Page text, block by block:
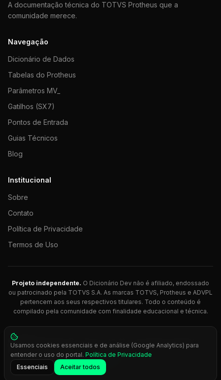
A documentação técnica do TOTVS Protheus que a
comunidade merece.
Navegação
Dicionário de Dados
Tabelas do Protheus
Parâmetros MV_
Gatilhos (SX7)
Pontos de Entrada
Guias Técnicos
Blog
Institucional
Sobre
Contato
Política de Privacidade
Termos de Uso
Projeto independente. O Dicionário Dev não é afiliado, endossado
ou patrocinado pela TOTVS S.A. As marcas TOTVS, Protheus e ADVPL
pertencem aos seus respectivos titulares. Todo o conteúdo é
compilado pela comunidade com finalidade educacional e técnica.
© 2026 Dicionário Dev. Feito com 💚 para desenvolvedores
Protheus.
Press Ctrl+K
Usamos cookies essenciais e de análise (Google Analytics) para
entender o uso do portal. Política de Privacidade
Essenciais
Aceitar todos